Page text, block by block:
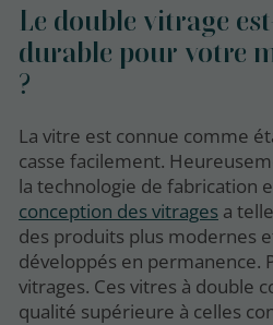
Le double vitrage
durable pour votre
?
La vitre est connue comme
casse facilement.
la technologie de fabrication
conception des vitrages a
des produits plus modernes
développés en permanence.
vitrages. Ces vitres à double
qualité supérieure à celles